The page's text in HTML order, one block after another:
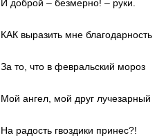
И доброй – безмерно! – руки.
КАК выразить мне благодарность
За то, что в февральский мороз
Мой ангел, мой друг лучезарный
На радость гвоздики принес?!